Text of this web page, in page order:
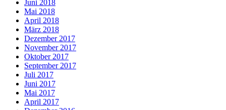
Juni 2018
Mai 2018
April 2018
März 2018
Dezember 2017
November 2017
Oktober 2017
September 2017
Juli 2017
Juni 2017
Mai 2017
April 2017